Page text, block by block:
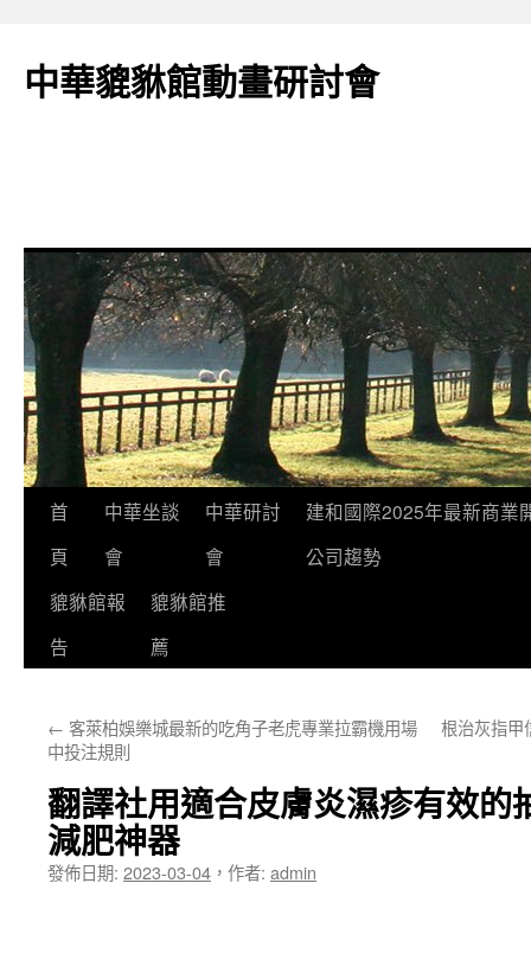
主
中華貔貅館動畫研討會
首
頁
中華坐談
會
中華研討
會
建和國際2025年最新商業
公司趨勢
貔貅館報
告
貔貅館推
薦
← 客萊柏娛樂城最新的吃角子老虎專業拉霸機用場
中投注規則
根治灰指甲
翻譯社用適合皮膚炎濕疹有效的
減肥神器
發佈日期: 2023-03-04 ， 作者: admin